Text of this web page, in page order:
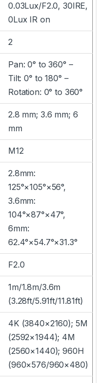
0.03Lux/F2.0, 30IRE,
0Lux IR on
2
Pan: 0° to 360° –
Tilt: 0° to 180° –
Rotation: 0° to 360°
2.8 mm; 3.6 mm; 6
mm
M12
2.8mm:
125°×105°×56°,
3.6mm:
104°×87°×47°,
6mm:
62.4°×54.7°×31.3°
F2.0
1m/1.8m/3.6m
(3.28ft/5.91ft/11.81ft)
4K (3840×2160); 5M
(2592×1944); 4M
(2560×1440); 960H
(960×576/960×480)